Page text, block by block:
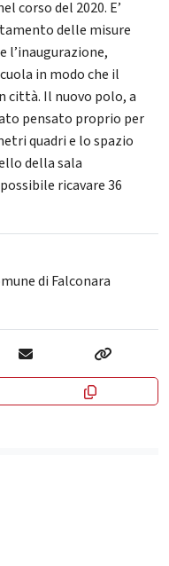
corso del 2020. E’
delle misure
l’inaugurazione,
in modo che il
città. Il nuovo polo, a
pensato proprio per
quadri e lo spazio
della sala
ricavare 36
di Falconara